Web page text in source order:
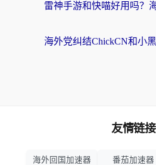
友情链接
海外回国加速器 番茄加速器